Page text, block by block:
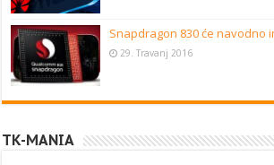
Snapdragon 830 će navodno
29. Travanj 2016
TK-MANIA